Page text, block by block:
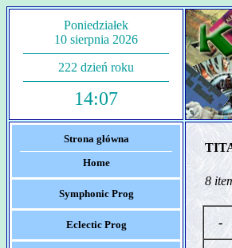
Poniedziałek
10 sierpnia 2026
222 dzień roku
14:07
Strona główna
Home
Symphonic Prog
Eclectic Prog
8
-